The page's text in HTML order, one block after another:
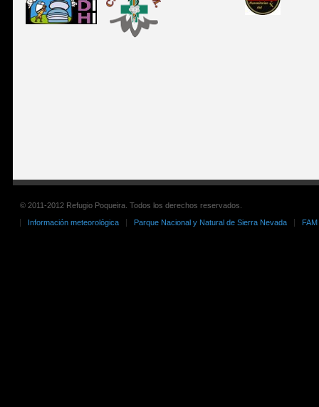
© 2011-2012 Refugio Poqueira. Todos los derechos reservados.
Información meteorológica
Parque Nacional y Natural de Sierra Nevada FAM